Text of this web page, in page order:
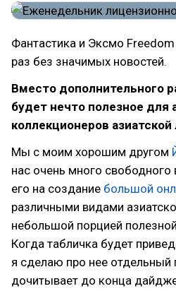
Фантастика и Эксмо
раз без значимых новостей.
Вместо дополнительного
будет нечто полезное для
коллекционеров
Мы с моим хорошим другом
нас очень много свободного
его на создание большой
различными видами
небольшой порцией
Когда табличка будет
я сделаю про нее отдельный
дочитывает до конца